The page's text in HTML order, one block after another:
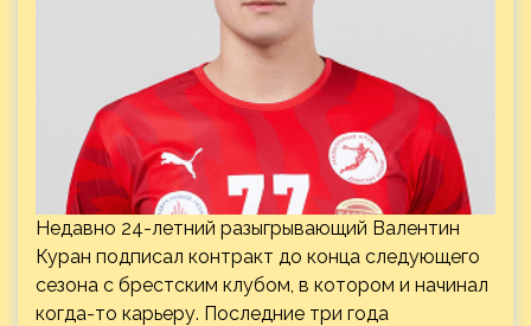
Недавно 24-летний разыгрывающий Валентин
Куран подписал контракт до конца следующего
сезона с брестским клубом, в котором и начинал
когда-то карьеру. Последние три года